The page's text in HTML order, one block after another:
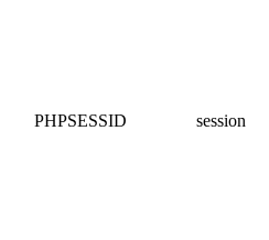
PHPSESSID session